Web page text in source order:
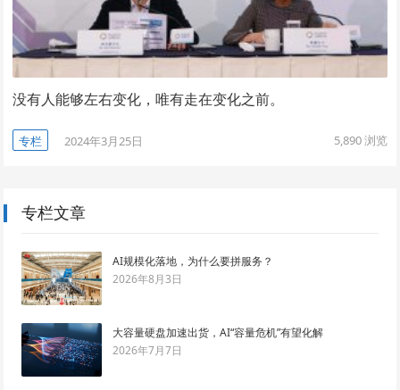
没有人能够左右变化，唯有走在变化之前。
专栏 2024年3月25日 5,890浏览
专栏文章
AI规模化落地，为什么要拼服务？
2026年8月3日
大容量硬盘加速出货，AI“容量危机”有望化解
2026年7月7日